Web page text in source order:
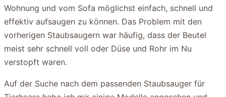
Wohnung und vom Sofa möglichst einfach, schnell und
effektiv aufsaugen zu können. Das Problem mit den
vorherigen Staubsaugern war häufig, dass der Beutel
meist sehr schnell voll oder Düse und Rohr im Nu
verstopft waren.
Auf der Suche nach dem passenden Staubsauger für